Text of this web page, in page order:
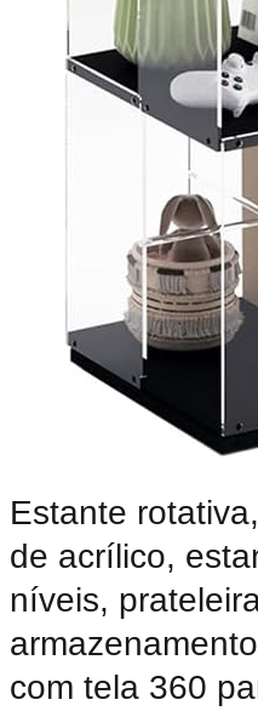
Estante
de acrílico,
níveis,
com tela 360